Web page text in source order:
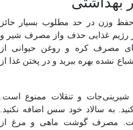
وزن در حد مطلوب بسیار حائز
رژیم غذایی حذف واز مصرف شیر و
مصرف کره و روغن حیوانی از
نشده بهره ببرید و در پختن غذا از
و تنقلات ممنوع است.
به سالاد خود سس اضافه نکنید.
مصرف گوشت ماهی و مرغ از